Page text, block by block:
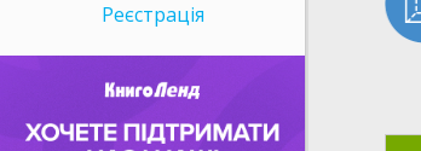
Реєстрація